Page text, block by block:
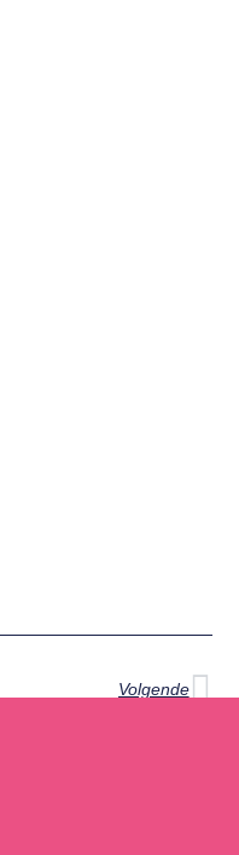
Volgende